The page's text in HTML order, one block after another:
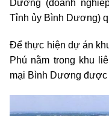
Dương (doanh
Tỉnh ủy Bình Dương)
Để thực hiện dự án
Phú nằm trong khu
mại Bình Dương được